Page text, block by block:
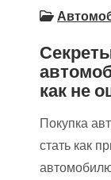
как не
Покупка
стать как